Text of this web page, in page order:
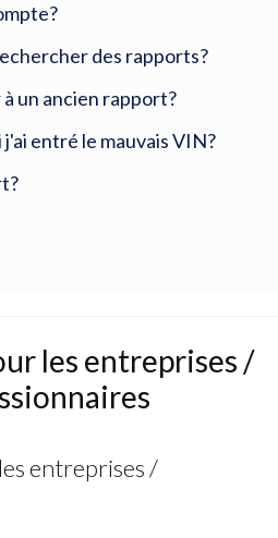
des rapports?
un ancien rapport?
j'ai entré le mauvais VIN?
les entreprises /
entreprises /